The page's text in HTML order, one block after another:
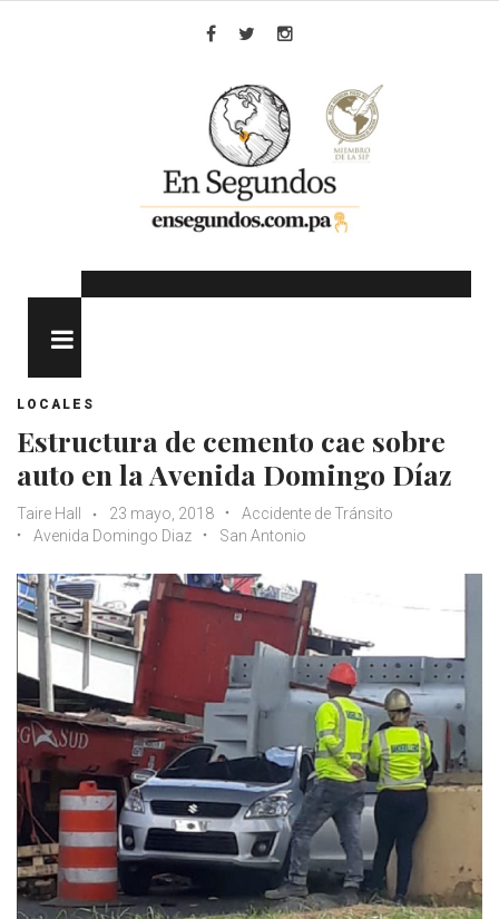
LOCALES
Estructura de cemento cae sobre
auto en la Avenida Domingo Díaz
Taire Hall 23 mayo, 2018
Accidente de Tránsito
Avenida Domingo Diaz
San Antonio